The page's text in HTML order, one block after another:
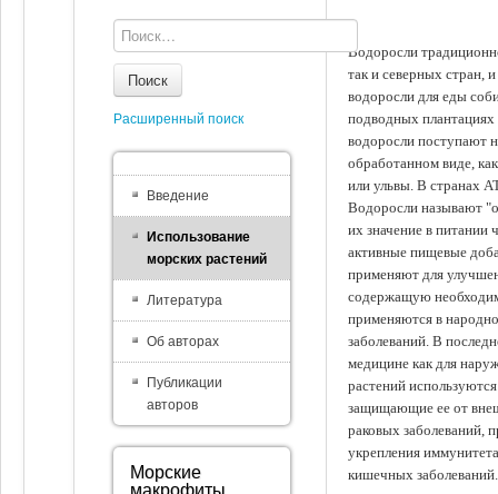
Водоросли
так и северных стран,
водоросли для еды
подводных
водоросли поступают
обработанном виде,
или ульвы. В странах
Водоросли называют
их значение в питании
активные пищевые
применяют для
содержащую
применяются в
заболеваний. В
медицине как для
растений
защищающие ее от
раковых заболеваний,
укрепления
кишечных
Поиск
Расширенный поиск
Введение
Использование
морских растений
Литература
Об авторах
Публикации
авторов
Морские
макрофиты